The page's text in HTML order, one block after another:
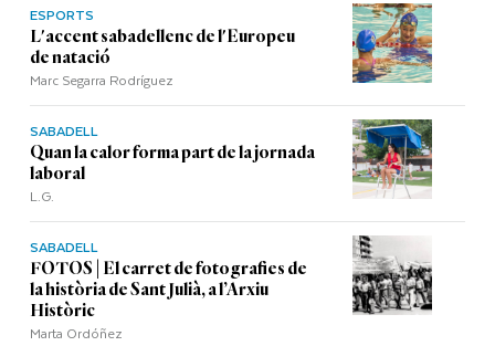
ESPORTS
L'accent sabadellenc de l'Europeu
de natació
Marc Segarra Rodríguez
SABADELL
Quan la calor forma part de la jornada
laboral
L.G.
SABADELL
FOTOS | El carret de fotografies de
la història de Sant Julià, a l’Arxiu
Històric
Marta Ordóñez